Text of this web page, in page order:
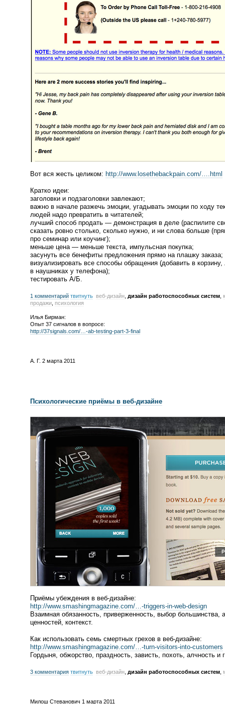
Вот вся жесть целиком: http://www.losethebackpain.com/….html
Кратко идеи:
заголовки и подзаголовки завлекают;
важно в начале разжечь эмоции, угадывать эмоции по ходу
людей надо превратить в читателей;
лучший способ продать — демонстрация в деле (распилите
сказать ровно столько, сколько нужно, и ни слова больше (
про семинар или коучинг);
меньше цена — меньше текста, импульсная покупка;
засунуть все бенефиты предложения прямо на плашку заказа;
визуализировать все способы обращения (добавить в
в наушниках у телефона);
тестировать А/Б.
1 комментарий твитнуть веб-дизайн дизайн работоспособных систем
продажи психология
Илья Бирман:
Опыт 37 сигналов в вопросе:
http://37signals.com/…-ab-testing-part-3-final
А. Г. 2 марта 2011
Психологические приёмы в веб-дизайне
Приёмы убеждения в веб-дизайне:
http://www.smashingmagazine.com/…-triggers-in-web-design
Взаимная обязанность, приверженность, выбор большинства,
ценностей, контекст.
Как использовать семь смертных грехов в веб-дизайне:
http://www.smashingmagazine.com/…-turn-visitors-into-customers
Гордыня, обжорство, праздность, зависть, похоть, алчность и
3 комментария твитнуть веб-дизайн дизайн работоспособных систем
Милош Стеванович 1 марта 2011